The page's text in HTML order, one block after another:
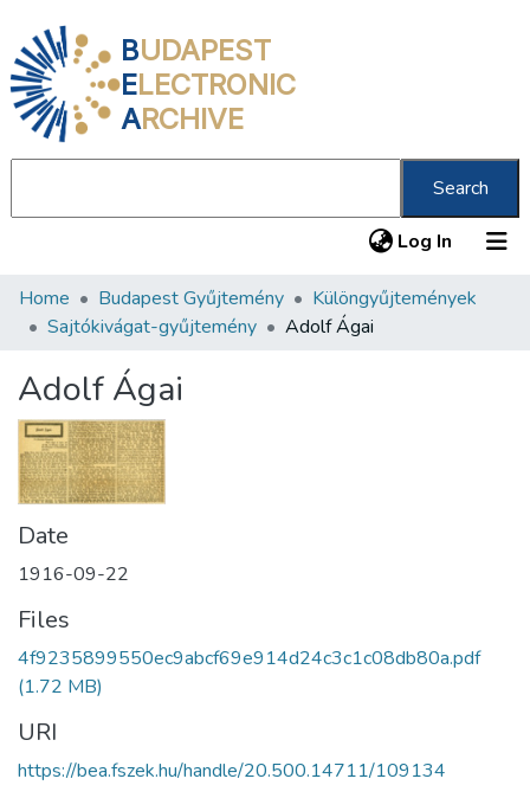
BUDAPEST
ELECTRONIC
ARCHIVE
Search
Log In (current)
Communities & Collections
Statistics
About us
Home Budapest Gyűjtemény
Különgyűjtemények
Sajtókivágat-gyűjtemény
Adolf Ágai
Adolf Ágai
Date
1916-09-22
Files
4f9235899550ec9abcf69e914d24c3c1c08db80a.pdf
(1.72 MB)
URI
https://bea.fszek.hu/handle/20.500.14711/109134